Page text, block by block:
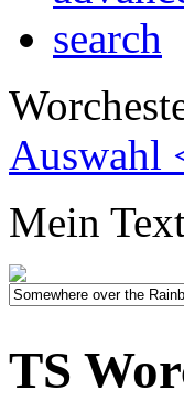
Auswahl
Mein
TS